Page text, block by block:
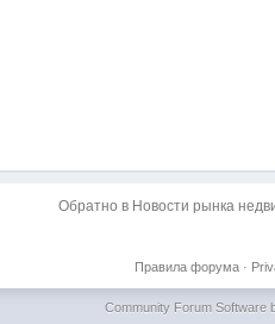
Обратно в Новости рынка
Правила форума·
Community Forum Software